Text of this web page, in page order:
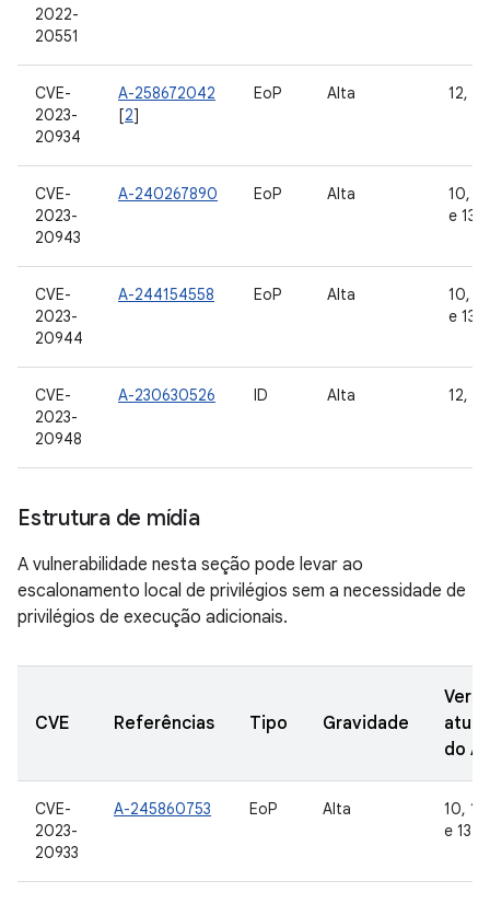
2022-
20551
CVE-
2023-
20934
A-258672042
[2]
EoP Alta 12,
CVE-
2023-
20943
A-240267890 EoP Alta
10,
e 13
CVE-
2023-
20944
A-244154558 EoP Alta
10,
e 13
CVE-
2023-
20948
A-230630526 ID Alta 12,
Estrutura de mídia
A vulnerabilidade nesta seção pode levar ao
escalonamento local de privilégios sem a necessidade de
privilégios de execução adicionais.
CVE Referências Tipo Gravidade
do
CVE-
2023-
20933
A-245860753 EoP Alta
10,
e 13